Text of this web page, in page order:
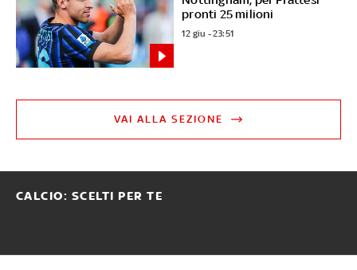
pronti 25 milioni
12 giu - 23:51
VAI ALLA SEZIONE
CALCIO: SCELTI PER TE